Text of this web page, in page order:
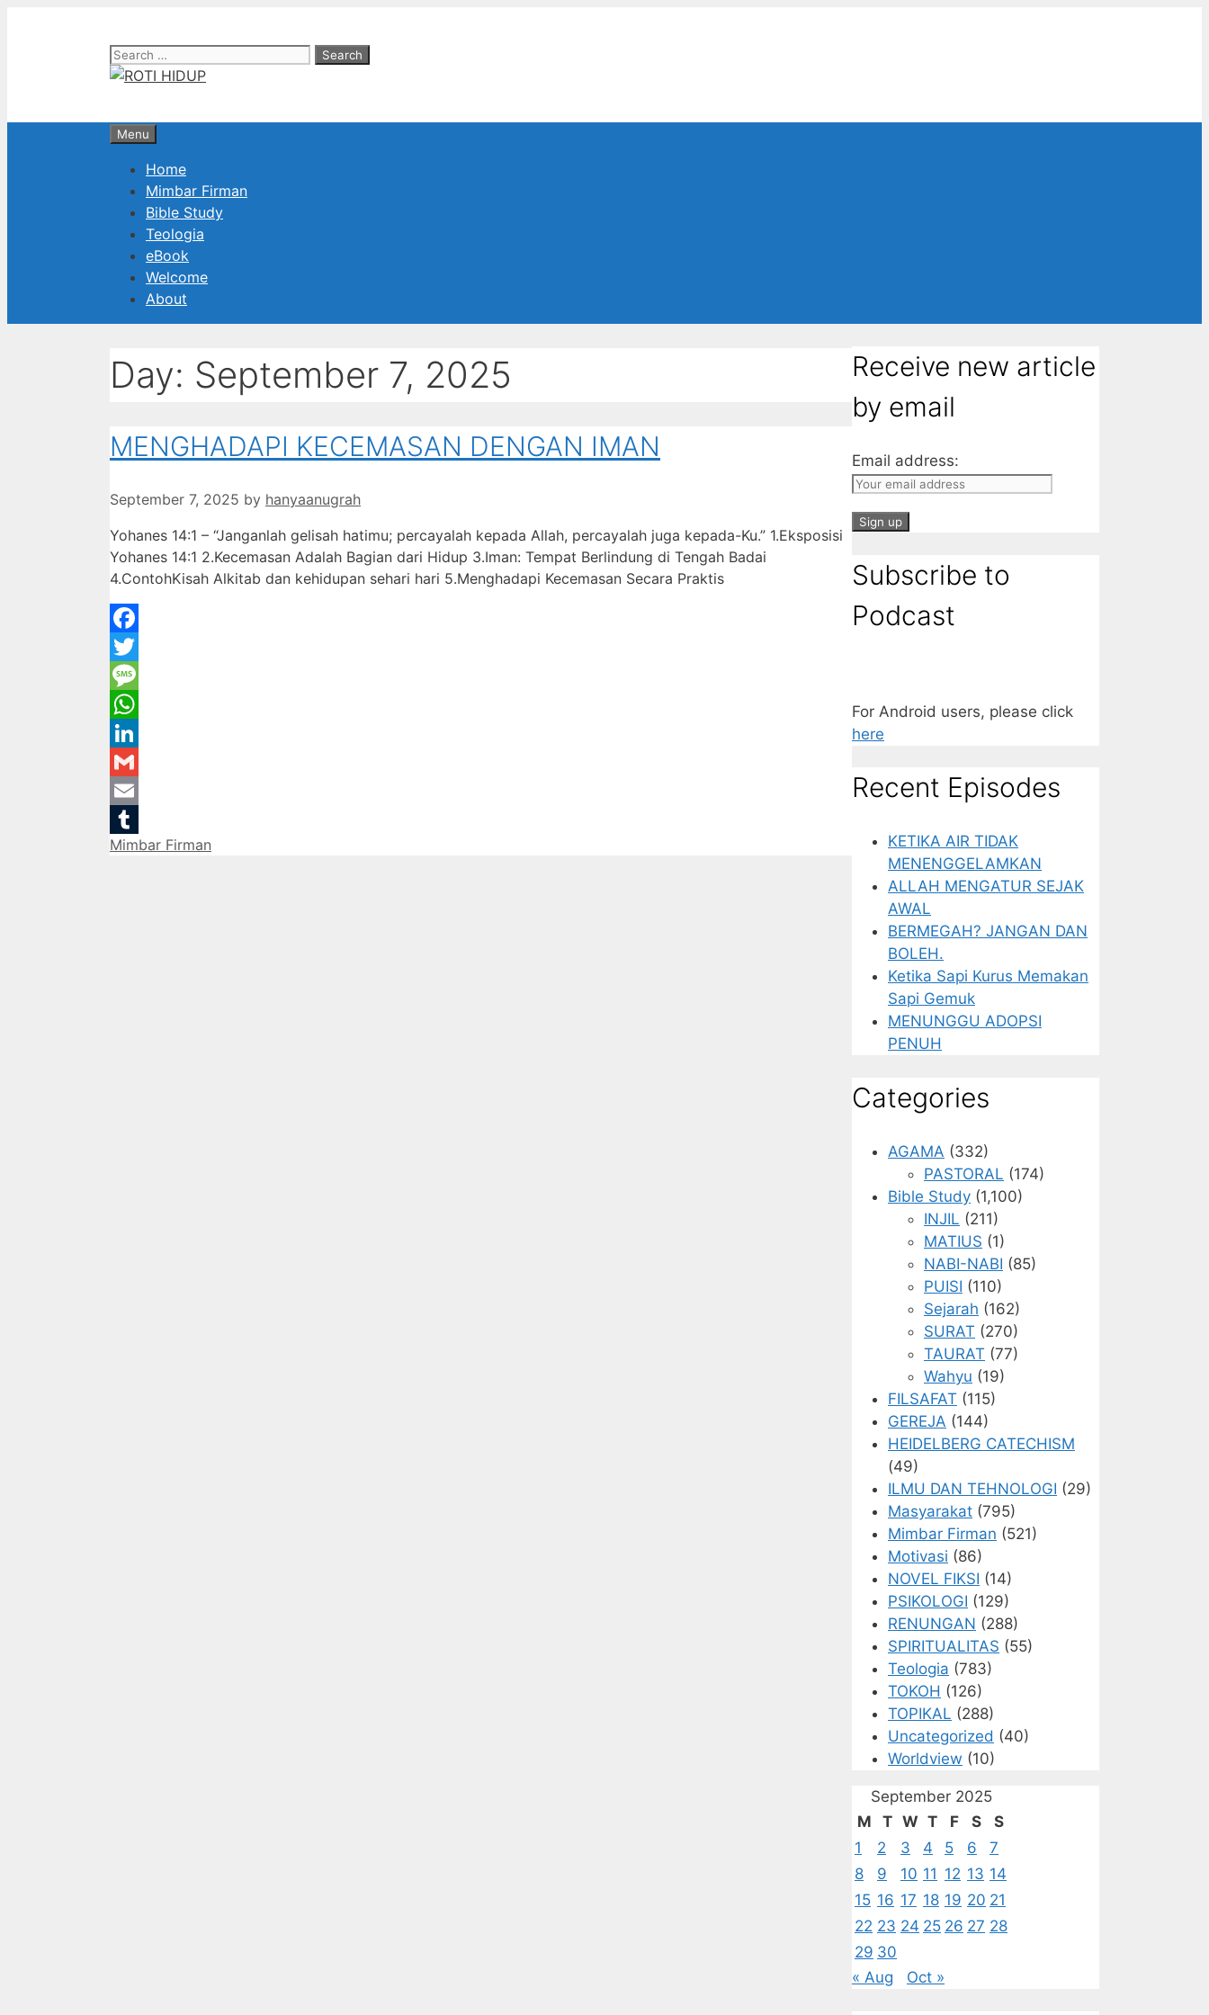
Search
for:
Menu
Home
Mimbar Firman
Bible Study
Teologia
eBook
Welcome
About
Day: September 7, 2025
MENGHADAPI KECEMASAN DENGAN IMAN
September 7, 2025 by hanyaanugrah
Yohanes 14:1 – “Janganlah gelisah hatimu; percayalah kepada Allah, percayalah juga kepada-Ku.” 1.Eksposisi
Yohanes 14:1 2.Kecemasan Adalah Bagian dari Hidup 3.Iman: Tempat Berlindung di Tengah Badai
4.ContohKisah Alkitab dan kehidupan sehari hari 5.Menghadapi Kecemasan Secara Praktis
Facebook
Twitter
Message
WhatsApp
LinkedIn
Gmail
Email
Tumblr
Categories
Mimbar Firman
Receive new article
by email
Email address:
Subscribe to
Podcast
For Android users, please click
here
Recent Episodes
KETIKA AIR TIDAK
MENENGGELAMKAN
ALLAH MENGATUR SEJAK
AWAL
BERMEGAH? JANGAN DAN
BOLEH.
Ketika Sapi Kurus Memakan
Sapi Gemuk
MENUNGGU ADOPSI
PENUH
Categories
AGAMA (332)
PASTORAL (174)
Bible Study (1,100)
INJIL (211)
MATIUS (1)
NABI-NABI (85)
PUISI (110)
Sejarah (162)
SURAT (270)
TAURAT (77)
Wahyu (19)
FILSAFAT (115)
GEREJA (144)
HEIDELBERG CATECHISM
(49)
ILMU DAN TEHNOLOGI (29)
Masyarakat (795)
Mimbar Firman (521)
Motivasi (86)
NOVEL FIKSI (14)
PSIKOLOGI (129)
RENUNGAN (288)
SPIRITUALITAS (55)
Teologia (783)
TOKOH (126)
TOPIKAL (288)
Uncategorized (40)
Worldview (10)
September 2025
M
T W T F S
S
1
2 3 4 5 6
7
8
9 10 11 12 13 14
15 16 17 18 19 20 21
22 23 24 25 26 27 28
29 30
« Aug
Oct »